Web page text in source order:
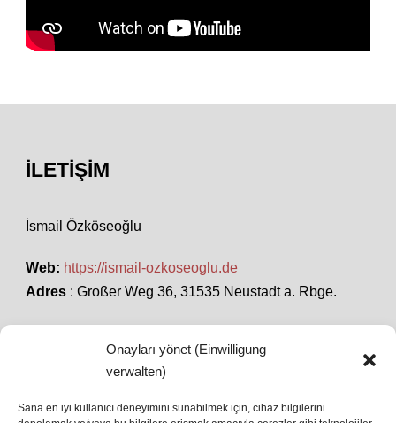
Onayları yönet (Einwilligung
verwalten)
Sana en iyi kullanıcı deneyimini sunabilmek için, cihaz bilgilerini
İLETIŞIM
İsmail Özköseoğlu
Web: https://ismail-ozkoseoglu.de
Adres : Großer Weg 36, 31535 Neustadt a. Rbge.
SON HABERLER